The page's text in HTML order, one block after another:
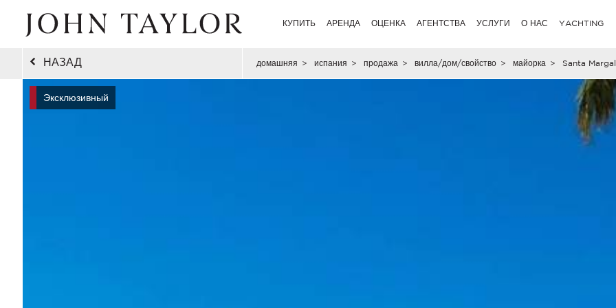
КУПИТЬ АРЕНДА ОЦЕНКА АГЕНТСТВА УСЛУГИ О НАС YACHTING
НАЗАД домашняя > испания > продажа > вилла/дом/свойство > майорка > Santa
Эксклюзивный